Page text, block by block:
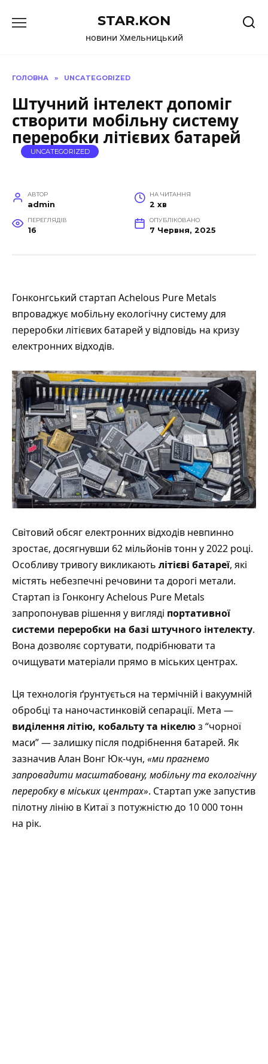
до
STAR.KON
новини Хмельницький
ГОЛОВНА » UNCATEGORIZED
Штучний інтелект допоміг
створити мобільну систему
переробки літієвих батарей
UNCATEGORIZED
АВТОР
admin
НА ЧИТАННЯ
2 хв
ПЕРЕГЛЯДІВ
16
ОПУБЛІКОВАНО
7 Червня, 2025
Гонконгський стартап Achelous Pure Metals
впроваджує мобільну екологічну систему для
переробки літієвих батарей у відповідь на кризу
електронних відходів.
Світовий обсяг електронних відходів невпинно
зростає, досягнувши 62 мільйонів тонн у 2022 році.
Особливу тривогу викликають літієві батареї, які
містять небезпечні речовини та дорогі метали.
Стартап із Гонконгу Achelous Pure Metals
запропонував рішення у вигляді портативної
системи переробки на базі штучного інтелекту.
Вона дозволяє сортувати, подрібнювати та
очищувати матеріали прямо в міських центрах.
Ця технологія ґрунтується на термічній і вакуумній
обробці та наночастинковій сепарації. Мета —
виділення літію, кобальту та нікелюз “чорної
маси” — залишку після подрібнення батарей. Як
зазначивАлан Вонг Юк-чун, «ми прагнемо
запровадити масштабовану, мобільну та екологічну
переробку в міських центрах». Стартап уже запустив
пілотну лінію в Китаї з потужністю до 10 000 тонн
на рік.